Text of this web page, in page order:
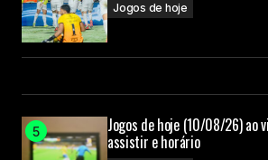
Jogos de hoje
Jogos de hoje (10/08/26) ao
assistir e horário